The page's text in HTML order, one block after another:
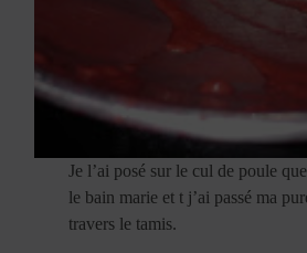
Je l’ai posé sur le cul de poule
le bain marie et t j’ai passé ma
travers le tamis.